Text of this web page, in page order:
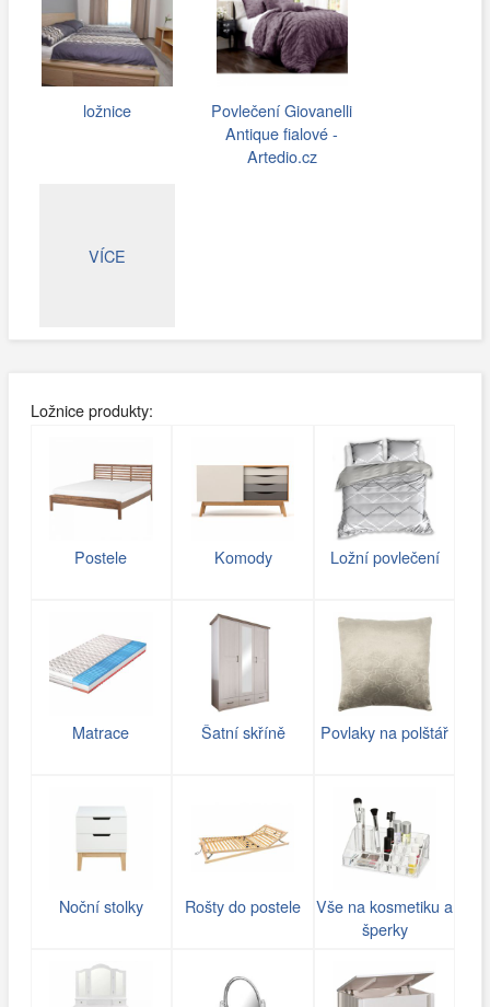
ložnice
Povlečení Giovanelli
Antique fialové -
Artedio.cz
VÍCE
Ložnice produkty:
Postele Komody Ložní povlečení
Matrace Šatní skříně Povlaky na polštář
Noční stolky Rošty do postele
Vše na kosmetiku a
šperky